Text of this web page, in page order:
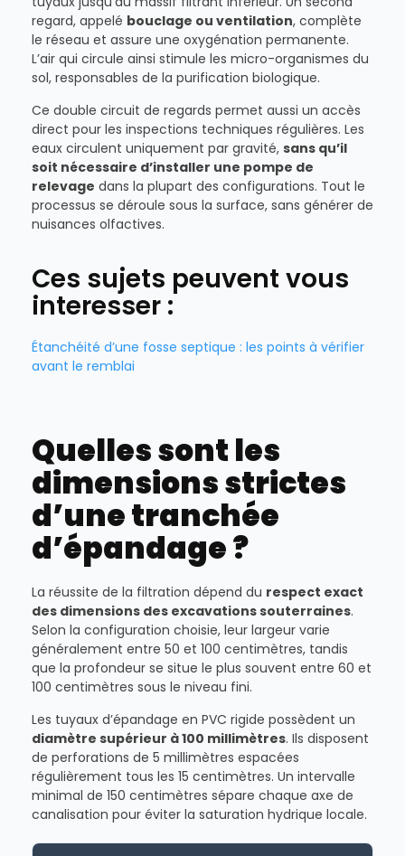
regard, appelé bouclage ou ventilation, complète
le réseau et assure une oxygénation permanente.
L’air qui circule ainsi stimule les micro-organismes du
sol, responsables de la purification biologique.
Ce double circuit de regards permet aussi un accès
direct pour les inspections techniques régulières. Les
eaux circulent uniquement par gravité, sans qu’il
soit nécessaire d’installer une pompe de
relevage dans la plupart des configurations. Tout le
processus se déroule sous la surface, sans générer de
nuisances olfactives.
Ces sujets peuvent vous
interesser :
Étanchéité d’une fosse septique : les points à vérifier
avant le remblai
Quelles sont les
dimensions strictes
d’une tranchée
d’épandage ?
La réussite de la filtration dépend du respect exact
des dimensions des excavations souterraines.
Selon la configuration choisie, leur largeur varie
généralement entre 50 et 100 centimètres, tandis
que la profondeur se situe le plus souvent entre 60 et
100 centimètres sous le niveau fini.
Les tuyaux d’épandage en PVC rigide possèdent un
diamètre supérieur à 100 millimètres. Ils disposent
de perforations de 5 millimètres espacées
régulièrement tous les 15 centimètres. Un intervalle
minimal de 150 centimètres sépare chaque axe de
canalisation pour éviter la saturation hydrique locale.